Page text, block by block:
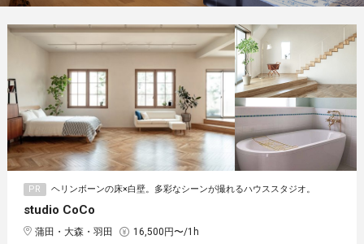
PR ヘリンボーンの床×白壁。多彩なシーンが撮れるハウススタジオ。
studio CoCo
蒲田・大森・羽田 16,500円〜/1h